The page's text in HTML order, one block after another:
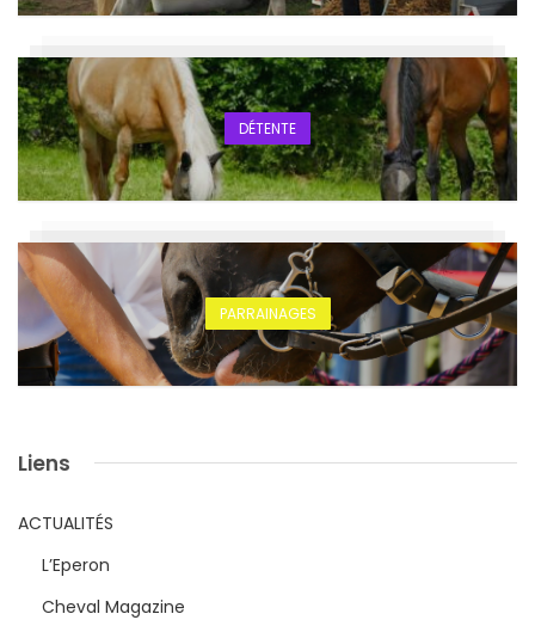
DÉTENTE
PARRAINAGES
Liens
ACTUALITÉS
L’Eperon
Cheval Magazine